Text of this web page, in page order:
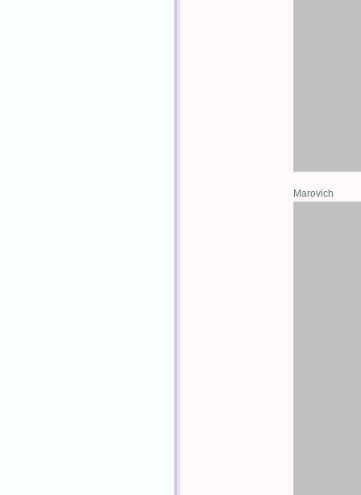
Marovich